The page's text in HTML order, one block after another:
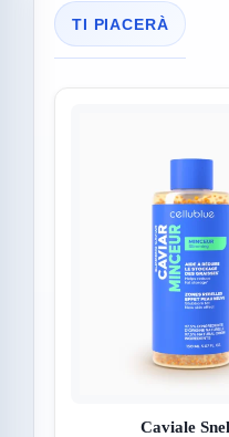
TI PIACERÀ
Caviale